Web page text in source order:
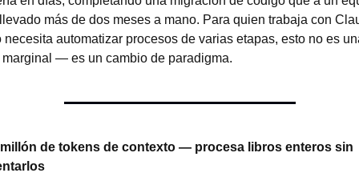
más de dos meses a mano. Para quien trabaja con
necesita automatizar procesos de varias etapas, esto no es
marginal — es un cambio de paradigma.
de tokens de contexto — procesa libros enteros sin